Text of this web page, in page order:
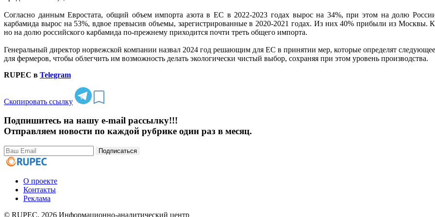
Согласно данным Евростата, общий объем импорта азота в ЕС в 2022-2023 годах вырос на 34%, при этом на долю
карбамида вырос на 53%, вдвое превысив объемы, зарегистрированные в 2020-2021 годах. Из них 40% прибыли из Москвы.
но на долю российского карбамида по-прежнему приходится почти треть общего импорта.
Генеральный директор норвежской компании назвал 2024 год решающим для ЕС в принятии мер, которые определят следующее
для фермеров, чтобы облегчить им возможность делать экологически чистый выбор, сохраняя при этом уровень производства.
RUPEC в Telegram
Скопировать ссылку
Подпишитесь на нашу e-mail рассылку!!!
Отправляем новости по каждой рубрике один раз в месяц.
Подписаться
О проекте
Контакты
Реклама
© RUPEC, 2026 Информационно-аналитический центр